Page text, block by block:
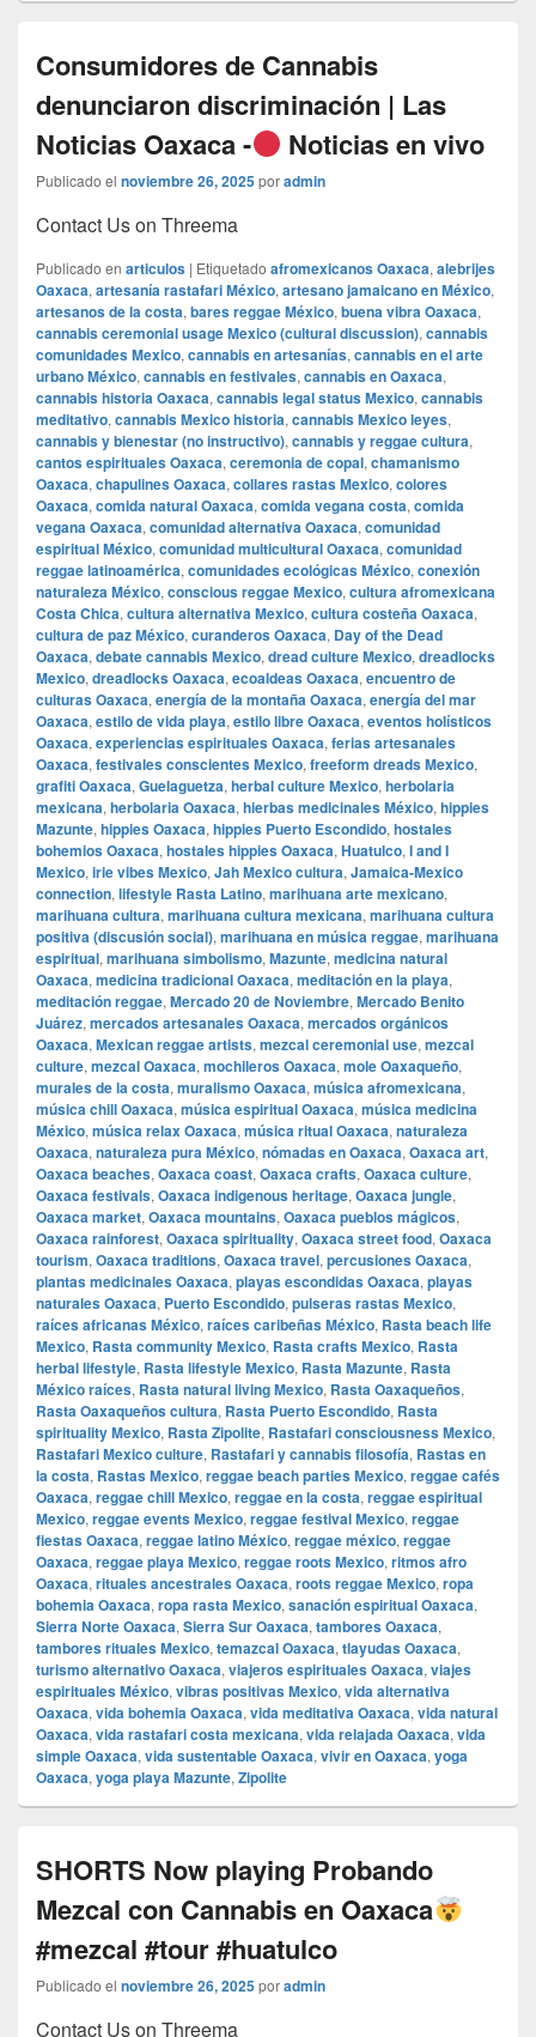
Consumidores de Cannabis
denunciaron discriminación | Las
Noticias Oaxaca -
Noticias en vivo
Publicado el noviembre 26, 2025poradmin
Contact Us on Threema
Publicado en articulos | Etiquetado afromexicanos Oaxaca, alebrijes
Oaxaca, artesanía rastafari México, artesano jamaicano en México,
artesanos de la costa, bares reggae México, buena vibra Oaxaca,
cannabis ceremonial usage Mexico (cultural discussion), cannabis
comunidades Mexico, cannabis en artesanías, cannabis en el arte
urbano México, cannabis en festivales, cannabis en Oaxaca,
cannabis historia Oaxaca, cannabis legal status Mexico, cannabis
meditativo, cannabis Mexico historia, cannabis Mexico leyes,
cannabis y bienestar (no instructivo), cannabis y reggae cultura,
cantos espirituales Oaxaca, ceremonia de copal, chamanismo
Oaxaca, chapulines Oaxaca, collares rastas Mexico, colores
Oaxaca, comida natural Oaxaca, comida vegana costa, comida
vegana Oaxaca, comunidad alternativa Oaxaca, comunidad
espiritual México, comunidad multicultural Oaxaca, comunidad
reggae latinoamérica, comunidades ecológicas México, conexión
naturaleza México, conscious reggae Mexico, cultura afromexicana
Costa Chica, cultura alternativa Mexico, cultura costeña Oaxaca,
cultura de paz México, curanderos Oaxaca, Day of the Dead
Oaxaca, debate cannabis Mexico, dread culture Mexico, dreadlocks
Mexico, dreadlocks Oaxaca, ecoaldeas Oaxaca, encuentro de
culturas Oaxaca, energía de la montaña Oaxaca, energía del mar
Oaxaca, estilo de vida playa, estilo libre Oaxaca, eventos holísticos
Oaxaca, experiencias espirituales Oaxaca, ferias artesanales
Oaxaca, festivales conscientes Mexico, freeform dreads Mexico,
grafiti Oaxaca, Guelaguetza, herbal culture Mexico, herbolaria
mexicana, herbolaria Oaxaca, hierbas medicinales México, hippies
Mazunte, hippies Oaxaca, hippies Puerto Escondido, hostales
bohemios Oaxaca, hostales hippies Oaxaca, Huatulco, I and I
Mexico, irie vibes Mexico, Jah Mexico cultura, Jamaica-Mexico
connection, lifestyle Rasta Latino, marihuana arte mexicano,
marihuana cultura, marihuana cultura mexicana, marihuana cultura
positiva (discusión social), marihuana en música reggae, marihuana
espiritual, marihuana simbolismo, Mazunte, medicina natural
Oaxaca, medicina tradicional Oaxaca, meditación en la playa,
meditación reggae, Mercado 20 de Noviembre, Mercado Benito
Juárez, mercados artesanales Oaxaca, mercados orgánicos
Oaxaca, Mexican reggae artists, mezcal ceremonial use, mezcal
culture, mezcal Oaxaca, mochileros Oaxaca, mole Oaxaqueño,
murales de la costa, muralismo Oaxaca, música afromexicana,
música chill Oaxaca, música espiritual Oaxaca, música medicina
México, música relax Oaxaca, música ritual Oaxaca, naturaleza
Oaxaca, naturaleza pura México, nómadas en Oaxaca, Oaxaca art,
Oaxaca beaches, Oaxaca coast, Oaxaca crafts, Oaxaca culture,
Oaxaca festivals, Oaxaca indigenous heritage, Oaxaca jungle,
Oaxaca market, Oaxaca mountains, Oaxaca pueblos mágicos,
Oaxaca rainforest, Oaxaca spirituality, Oaxaca street food, Oaxaca
tourism, Oaxaca traditions, Oaxaca travel, percusiones Oaxaca,
plantas medicinales Oaxaca, playas escondidas Oaxaca, playas
naturales Oaxaca, Puerto Escondido, pulseras rastas Mexico,
raíces africanas México, raíces caribeñas México, Rasta beach life
Mexico, Rasta community Mexico, Rasta crafts Mexico, Rasta
herbal lifestyle, Rasta lifestyle Mexico, Rasta Mazunte, Rasta
México raíces, Rasta natural living Mexico, Rasta Oaxaqueños,
Rasta Oaxaqueños cultura, Rasta Puerto Escondido, Rasta
spirituality Mexico, Rasta Zipolite, Rastafari consciousness Mexico,
Rastafari Mexico culture, Rastafari y cannabis filosofía, Rastas en
la costa, Rastas Mexico, reggae beach parties Mexico, reggae cafés
Oaxaca, reggae chill Mexico, reggae en la costa, reggae espiritual
Mexico, reggae events Mexico, reggae festival Mexico, reggae
fiestas Oaxaca, reggae latino México, reggae méxico, reggae
Oaxaca, reggae playa Mexico, reggae roots Mexico, ritmos afro
Oaxaca, rituales ancestrales Oaxaca, roots reggae Mexico, ropa
bohemia Oaxaca, ropa rasta Mexico, sanación espiritual Oaxaca,
Sierra Norte Oaxaca, Sierra Sur Oaxaca, tambores Oaxaca,
tambores rituales Mexico, temazcal Oaxaca, tlayudas Oaxaca,
turismo alternativo Oaxaca, viajeros espirituales Oaxaca, viajes
espirituales México, vibras positivas Mexico, vida alternativa
Oaxaca, vida bohemia Oaxaca, vida meditativa Oaxaca, vida natural
Oaxaca, vida rastafari costa mexicana, vida relajada Oaxaca, vida
simple Oaxaca, vida sustentable Oaxaca, vivir en Oaxaca, yoga
Oaxaca, yoga playa Mazunte, Zipolite
SHORTS Now playing Probando
Mezcal con Cannabis en Oaxaca
#mezcal #tour #huatulco
Publicado el noviembre 26, 2025poradmin
Contact Us on Threema